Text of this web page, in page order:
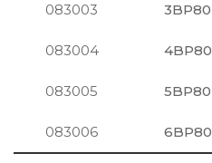
083003 3BP80
083004 4BP80
083005 5BP80
083006 6BP80